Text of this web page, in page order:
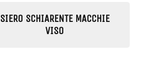
SIERO SCHIARENTE MACCHIE
VISO